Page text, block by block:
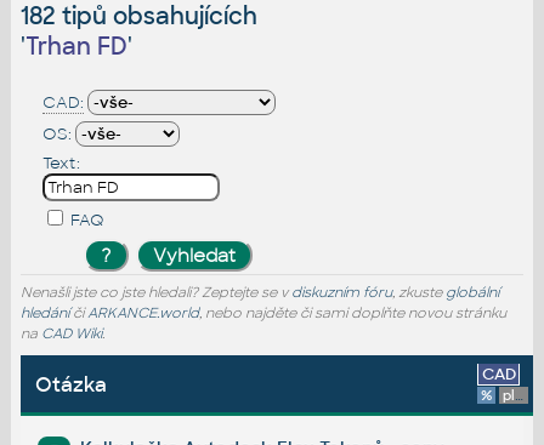
182 tipů obsahujících
'Trhan FD'
CAD:
OS:
Text:
FAQ
Nenašli jste co jste hledali? Zeptejte se v diskuzním fóru, zkuste globální
hledáníčiARKANCE.world, nebo najděte či sami doplňte novou stránku
na CAD Wiki.
Otázka CAD
% platforma